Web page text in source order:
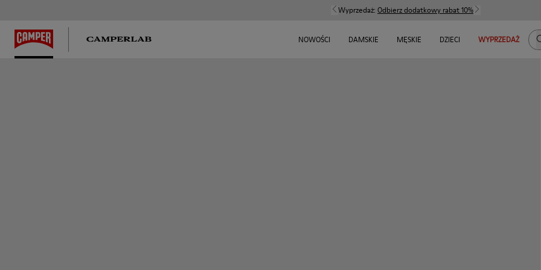
Wyprzedaż: Odbierz dodatkowy rabat 10%
NOWOŚCI DAMSKIE MĘSKIE DZIECI WYPRZEDAŻ